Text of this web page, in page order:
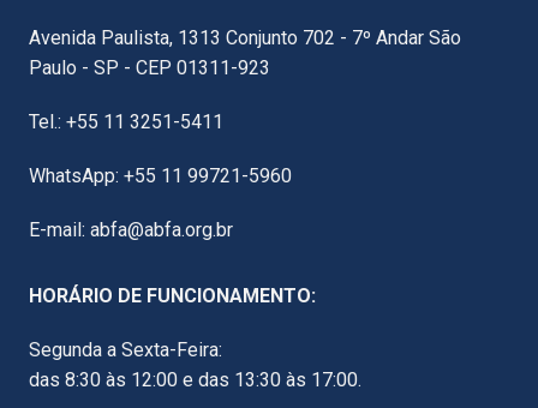
Avenida Paulista, 1313 Conjunto 702 - 7º Andar São
Paulo - SP - CEP 01311-923
Tel.: +55 11 3251-5411
WhatsApp: +55 11 99721-5960
E-mail: abfa@abfa.org.br
HORÁRIO DE FUNCIONAMENTO:
Segunda a Sexta-Feira:
das 8:30 às 12:00 e das 13:30 às 17:00.